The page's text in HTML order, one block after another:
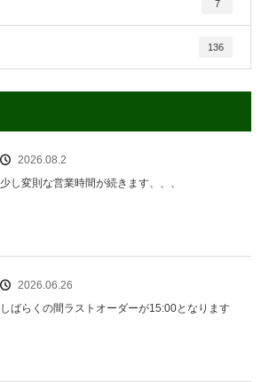
7
136
2026.08.2
少し変則な営業時間が続きます、、、
2026.06.26
しばらくの間ラストオーダーが15:00となります